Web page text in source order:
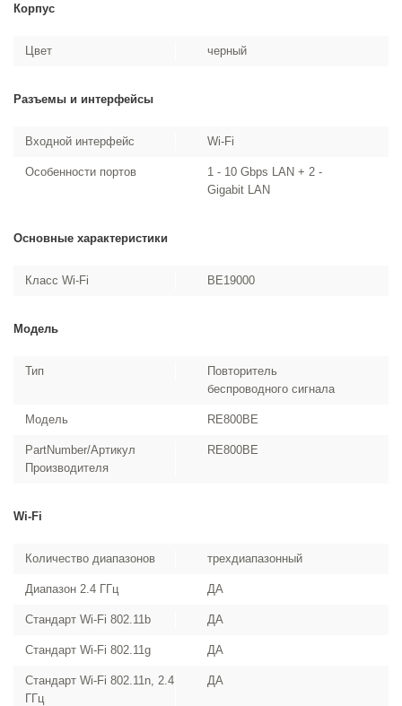
Корпус
Цвет черный
Разъемы и интерфейсы
Входной интерфейс Wi-Fi
Особенности портов
1 - 10 Gbps LAN + 2 -
Gigabit LAN
Основные характеристики
Класс Wi-Fi BE19000
Модель
Тип
Повторитель
беспроводного сигнала
Модель RE800BE
PartNumber/Артикул
Производителя
RE800BE
Wi-Fi
Количество диапазонов трехдиапазонный
Диапазон 2.4 ГГц ДА
Стандарт Wi-Fi 802.11b ДА
Стандарт Wi-Fi 802.11g ДА
Стандарт Wi-Fi 802.11n, 2.4
ГГц
ДА